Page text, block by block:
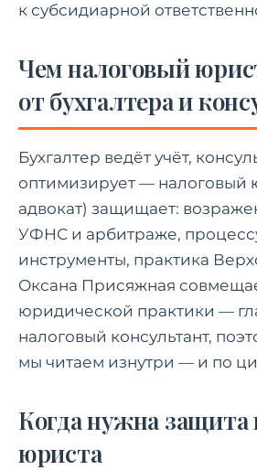
к субсидиарной
Чем налоговый
от бухгалтера и
Бухгалтер ведёт учёт,
оптимизирует — налоговый
адвокат) защищает:
УФНС и арбитраже,
инструменты, практика
Оксана Присяжная
юридической практики —
налоговый консультант,
мы читаем изнутри — и по
Когда нужна защита
юриста